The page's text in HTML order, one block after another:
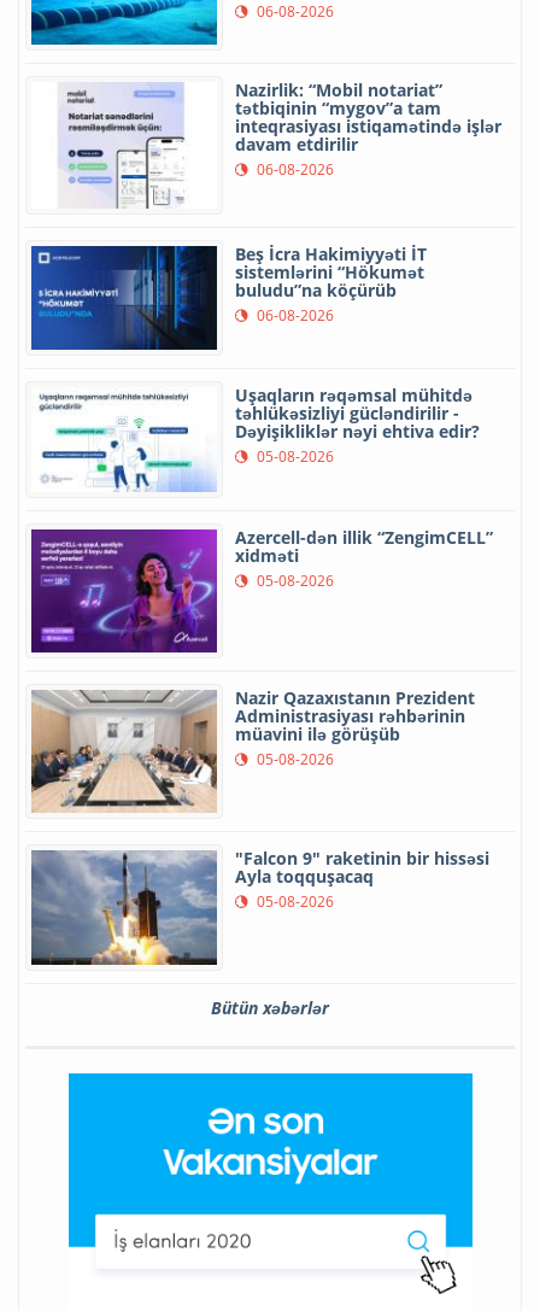
06-08-2026
Nazirlik: “Mobil notariat”
tətbiqinin “mygov”a tam
inteqrasiyası istiqamətində işlər
davam etdirilir
06-08-2026
Beş İcra Hakimiyyəti İT
sistemlərini “Hökumət
buludu”na köçürüb
06-08-2026
Uşaqların rəqəmsal mühitdə
təhlükəsizliyi gücləndirilir -
Dəyişikliklər nəyi ehtiva edir?
05-08-2026
Azercell-dən illik “ZengimCELL”
xidməti
05-08-2026
Nazir Qazaxıstanın Prezident
Administrasiyası rəhbərinin
müavini ilə görüşüb
05-08-2026
"Falcon 9" raketinin bir hissəsi
Ayla toqquşacaq
05-08-2026
Bütün xəbərlər